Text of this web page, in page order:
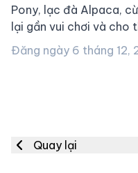
Pony, lạc đà Alpaca,
lại gần vui chơi và cho
Đăng ngày 6 tháng 12,
Quay lại